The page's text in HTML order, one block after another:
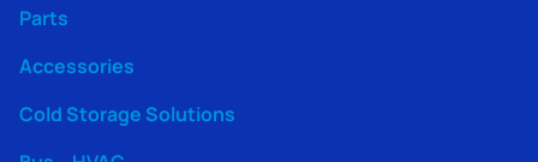
Parts
Accessories
Cold Storage Solutions